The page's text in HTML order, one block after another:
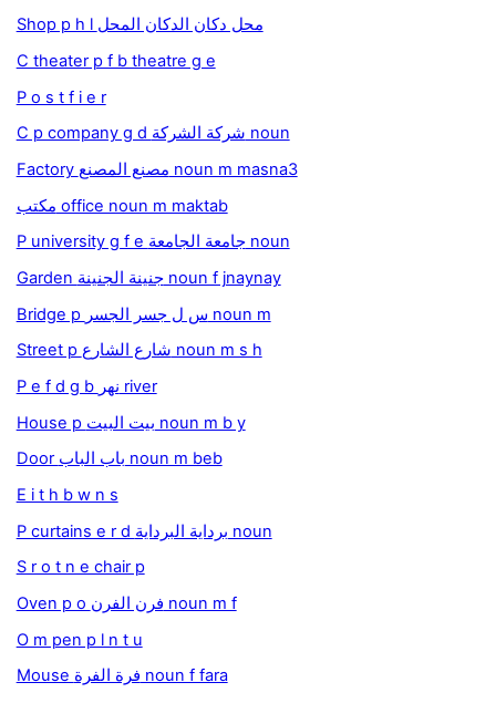
Shop p h l محل دكان الدكان المحل
C theater p f b theatre g e
P o s t f i e r
C p company g d شركة الشركة noun
Factory مصنع المصنع noun m masna3
مكتب office noun m maktab
P university g f e جامعة الجامعة noun
Garden جنينة الجنينة noun f jnaynay
Bridge p س ل جسر الجسر noun m
Street p شارع الشارع noun m s h
P e f d g b نهر river
House p بيت البيت noun m b y
Door باب الباب noun m beb
E i t h b w n s
P curtains e r d برداية البرداية noun
S r o t n e chair p
Oven p o فرن الفرن noun m f
O m pen p l n t u
Mouse فرة الفرة noun f fara